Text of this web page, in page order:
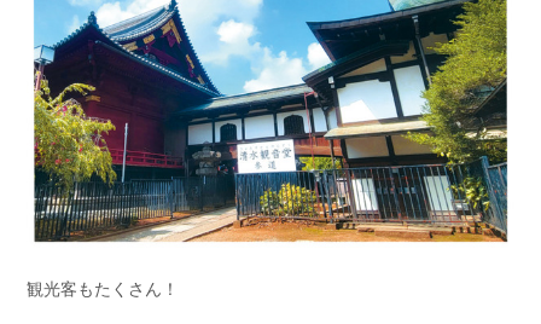
観光客もたくさん！